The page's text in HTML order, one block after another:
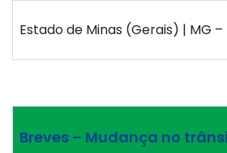
Estado de Minas (Gerais) | MG –
Breves – Mudança no